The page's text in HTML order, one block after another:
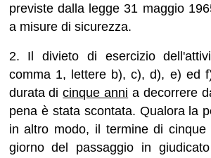
previste dalla legge 31 maggio
a misure di sicurezza.
2. Il divieto di esercizio
comma 1, lettere b), c), d), e) ed
durata dicinque anni a decorrere
pena è stata scontata. Qualora la
in altro modo, il termine di cinque
giorno del passaggio in